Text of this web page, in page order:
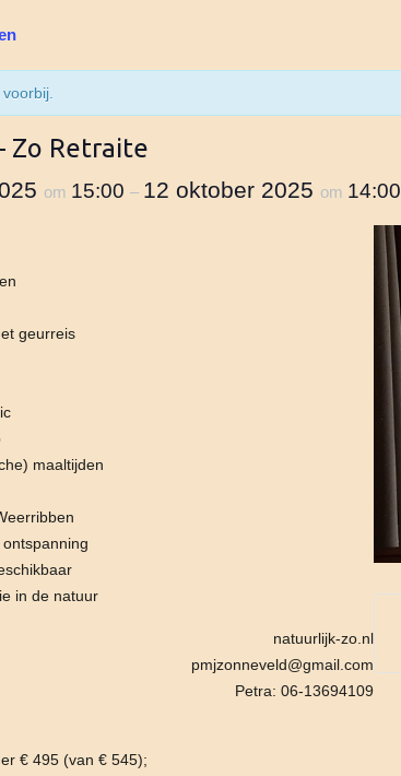
Zo Retraite
om 15:00– 12 oktober 2025 om 14:00
geurreis
maaltijden
in de natuur
natuurlijk-zo.nl
pmjzonneveld@gmail.com
Petra: 06-13694109
€ 495 (van € 545);